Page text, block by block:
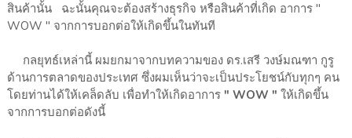
สินค้านั้น ฉะนั้นคุณจะต้องสร้างธุรกิจ หรือสินค้าที่เกิด อาการ "
WOW " จากการบอกต่อให้เกิดขึ้นในทันที
กลยุทธ์เหล่านี้ ผมยกมาจากบทความของ ดร.เสรี วงษ์มณฑา กูรู
ด้านการตลาดของประเทศ ซึ่งผมเห็นว่าจะเป็นประโยชน์กับทุกๆ คน
โดยท่านได้ให้เคล็ดลับ เพื่อทำให้เกิดอาการ" WOW " ให้เกิดขึ้น
จากการบอกต่อดังนี้